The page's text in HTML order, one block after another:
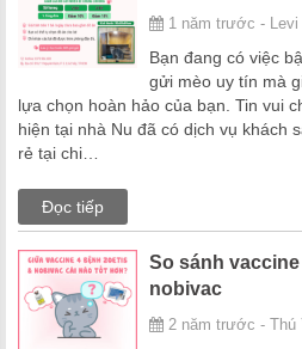
1 năm trước - Levi
Bạn đang có việc
gửi mèo uy tín mà
lựa chọn hoàn hảo của bạn. Tin vui
hiện tại nhà Nu đã có dịch vụ khách
rẻ tại chi…
Đọc tiếp
So sánh
nobivac
2 năm trước - Thú